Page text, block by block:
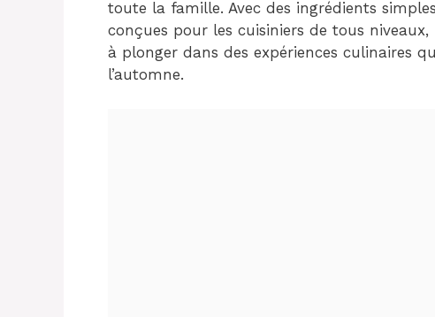
toute la famille. Avec des ingrédients
conçues pour les cuisiniers de tous
à plonger dans des expériences culinaires
l’automne.